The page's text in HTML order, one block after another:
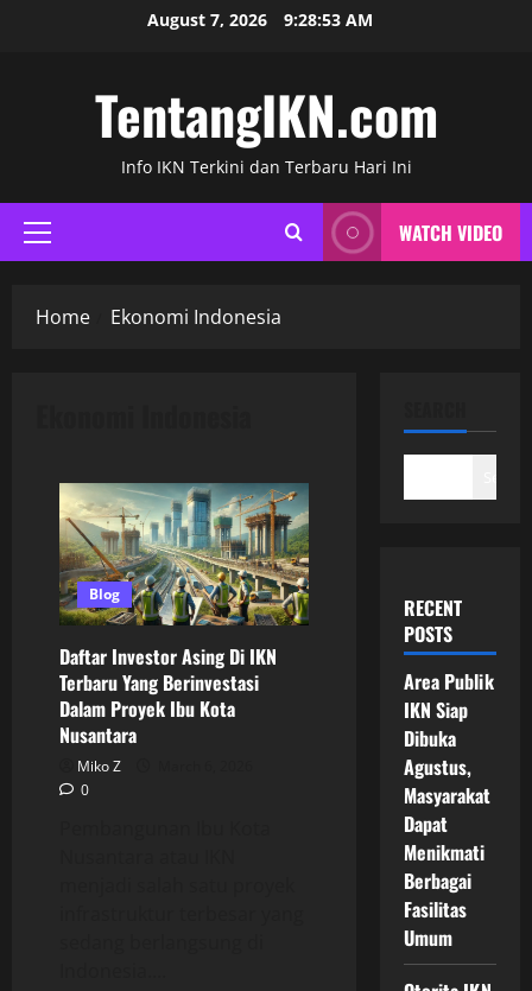
August 7, 2026 9:28:53 AM
TentangIKN.com
Info IKN Terkini dan Terbaru Hari Ini
Primary
Menu
WATCH VIDEO
Home Ekonomi Indonesia
Blog
Daftar Investor Asing Di IKN
Terbaru Yang Berinvestasi
Dalam Proyek Ibu Kota
Nusantara
Miko Z
0
RECENT
POSTS
Area Publik
IKN Siap
Dibuka
Agustus,
Masyarakat
Dapat
Menikmati
Berbagai
Fasilitas
Umum